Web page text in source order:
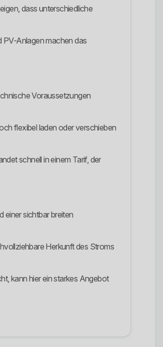
dass unterschiedliche
PV-Anlagen machen das
Voraussetzungen
flexibel laden oder verschieben
schnell in einem Tarif, der
einer sichtbar breiten
Herkunft des Stroms
kann hier ein starkes Angebot